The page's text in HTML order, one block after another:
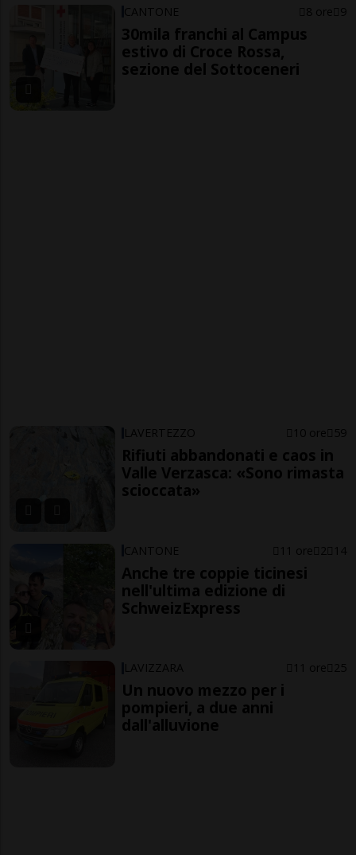
CANTONE 8 ore 9
30mila franchi al Campus
estivo di Croce Rossa,
sezione del Sottoceneri
LAVERTEZZO 10 ore 59
Rifiuti abbandonati e caos in
Valle Verzasca: «Sono rimasta
scioccata»
CANTONE 11 ore 2 14
Anche tre coppie ticinesi
nell'ultima edizione di
SchweizExpress
LAVIZZARA 11 ore 25
Un nuovo mezzo per i
pompieri, a due anni
dall'alluvione